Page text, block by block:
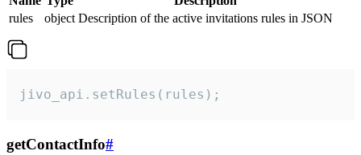
rules
object Description of the active invitations rules in JSON
jivo_api.setRules(rules);
getContactInfo#